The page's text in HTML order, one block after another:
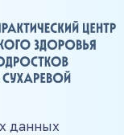
данных